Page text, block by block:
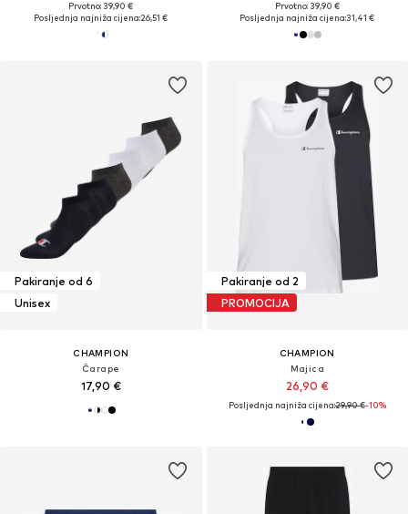
Prvotno: 39,90 €
Posljednja najniža cijena:26,51 €
Prvotno: 39,90 €
Posljednja najniža cijena:31,41 €
Pakiranje od 6
Unisex
CHAMPION
Čarape
17,90 €
Pakiranje od 2
PROMOCIJA
CHAMPION
Majica
26,90 €
Posljednja najniža cijena:29,90 €-10%